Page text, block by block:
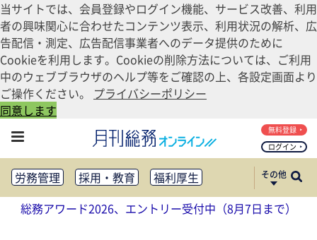
当サイトでは、会員登録やログイン機能、サービス改善、利用
者の興味関心に合わせたコンテンツ表示、利用状況の解析、広
告配信・測定、広告配信事業者へのデータ提供のために
Cookieを利用します。Cookieの削除方法については、ご利用
中のウェブブラウザのヘルプ等をご確認の上、各設定画面より
ご操作ください。 プライバシーポリシー
同意します
ログイン
無料登録
労務管理 採用・教育
福利厚生
健康経営
働き方改革
法務・コンプライアンス
その他
総務アワード2026、エントリー受付中（8月7日まで）